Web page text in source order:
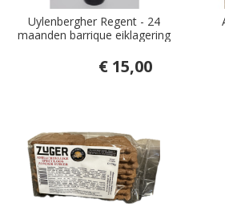
Uylenbergher Regent - 24
maanden barrique eiklagering
€ 15,00